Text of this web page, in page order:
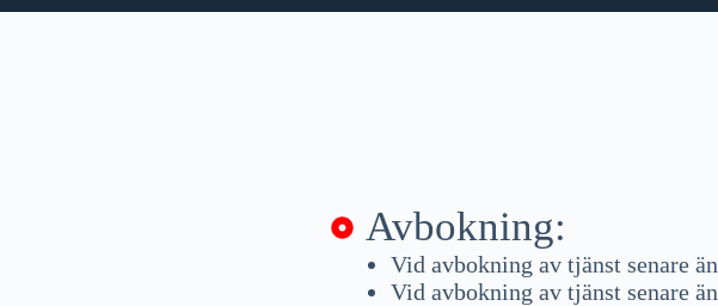
Avbokning:
Vid avbokning av tjänst senare än
Vid avbokning av tjänst senare än